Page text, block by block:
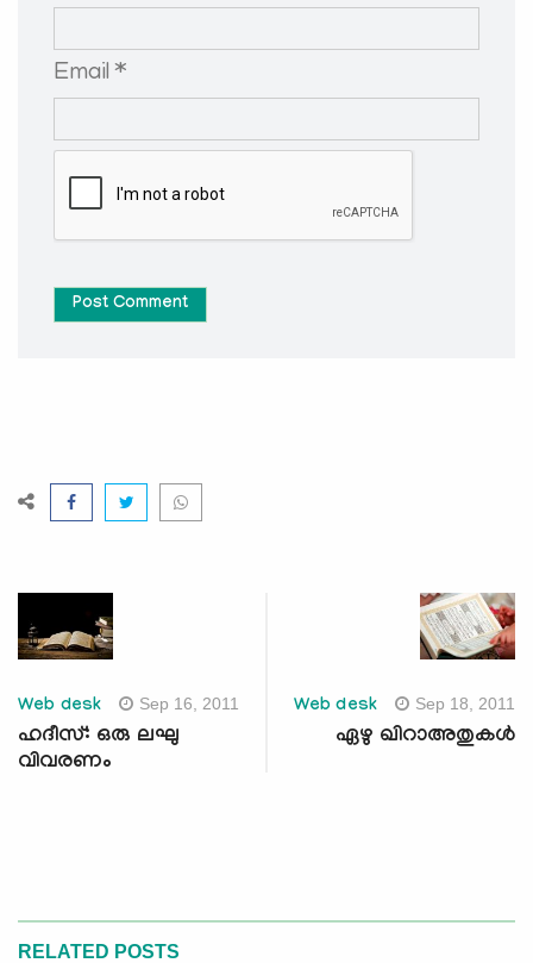
Email *
Post Comment
Web desk Sep 16, 2011
ഹദീസ്: ഒരു ലഘു
വിവരണം
Web desk Sep 18, 2011
ഏഴു ഖിറാഅതുകള്‍
RELATED POSTS